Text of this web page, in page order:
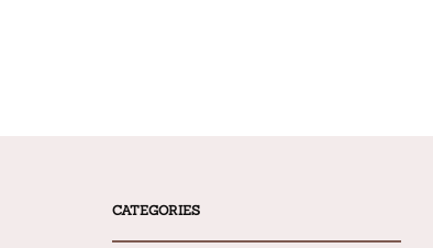
CATEGORIES